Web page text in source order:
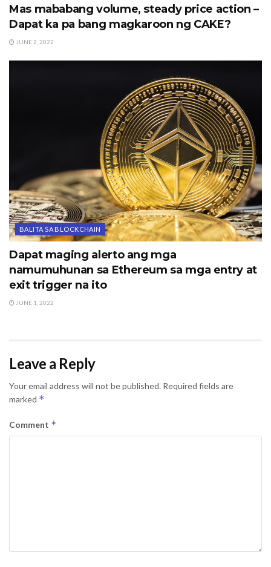
Mas mababang volume, steady price action –
Dapat ka pa bang magkaroon ng CAKE?
JUNE 2, 2022
BALITA SA BLOCKCHAIN
Dapat maging alerto ang mga
namumuhunan sa Ethereum sa mga entry at
exit trigger na ito
JUNE 1, 2022
Leave a Reply
Your email address will not be published. Required fields are
marked *
Comment *